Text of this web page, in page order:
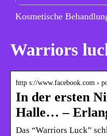
Kosmetische
Warriors
http s://www.facebook.com ›
In der ersten
Halle… –
Das “Warriors Luck”